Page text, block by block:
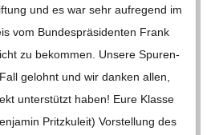
und es war sehr auf­re­gend im
vom Bun­des­prä­si­den­ten Frank
zu bekom­men. Unsere Spu­ren­
gelohnt und wir dan­ken allen,
unter­stützt haben! Eure Klasse
Pritz­ku­leit) Vor­stel­lung des